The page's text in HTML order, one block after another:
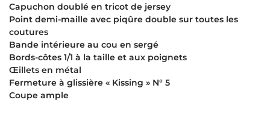
Capuchon doublé en tricot de jersey
Point demi-maille avec piqûre double sur toutes les
coutures
Bande intérieure au cou en sergé
Bords-côtes 1/1 à la taille et aux poignets
Œillets en métal
Fermeture à glissière « Kissing » N° 5
Coupe ample